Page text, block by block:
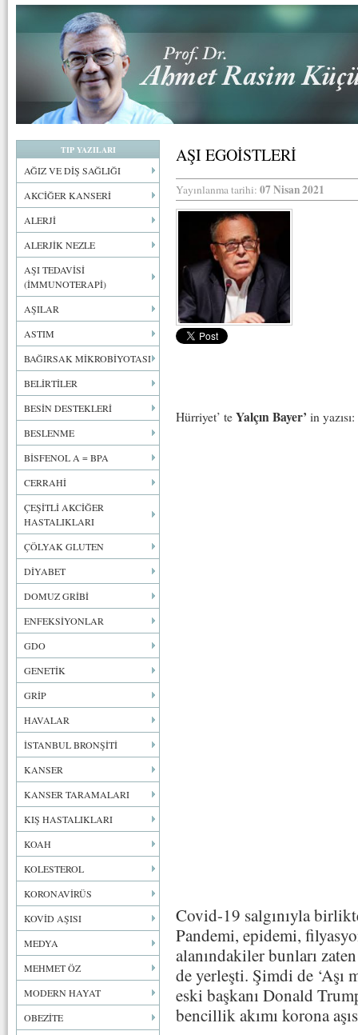
TIP YAZILARI
AĞIZ VE DİŞ SAĞLIĞI
AKCİĞER KANSERİ
ALERJİ
ALERJİK NEZLE
AŞI TEDAVİSİ
(İMMUNOTERAPİ)
AŞILAR
ASTIM
BAĞIRSAK MİKROBİYOTASI
BELİRTİLER
BESİN DESTEKLERİ
BESLENME
BİSFENOL A = BPA
CERRAHİ
ÇEŞİTLİ AKCİĞER
HASTALIKLARI
ÇÖLYAK GLUTEN
DİYABET
DOMUZ GRİBİ
ENFEKSİYONLAR
GDO
GENETİK
GRİP
HAVALAR
İSTANBUL BRONŞİTİ
KANSER
KANSER TARAMALARI
KIŞ HASTALIKLARI
KOAH
KOLESTEROL
KORONAVİRÜS
KOVİD AŞISI
MEDYA
MEHMET ÖZ
MODERN HAYAT
OBEZİTE
AŞI EGOİSTLERİ
Yayınlanma tarihi: 07 Nisan 2021
Hürriyet’ te Yalçın Bayer’ in yazısı:
Covid-19 salgınıyla
Pandemi, epidemi,
alanındakiler bunları
de yerleşti. Şimdi de
eski başkanı Donald
bencillik akımı korona